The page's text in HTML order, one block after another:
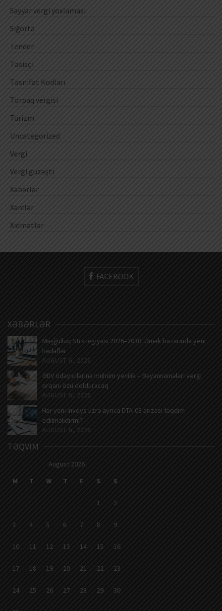
Səyyar vergi yoxlaması
Sığorta
Tender
Təsisçi
Təsnifat Kodları
Torpaq vergisi
Turizm
Uncategorized
Vergi
Vergi güzəşti
Xəbərlər
Xərclər
Xidmətlər
FACEBOOK
XƏBƏRLƏR
Məşğulluq Strategiyası 2026–2030: Əmək bazarında yeni
hədəflər
AUGUST 6, 2026
ƏDV ödəyicilərinə mühüm yenilik – Bəyannamələri vergi
orqanı özü dolduracaq
AUGUST 6, 2026
Hər yeni invoys üzrə ayrıca DTA-03 ərizəsi təqdim
edilməlidirmi?
AUGUST 6, 2026
TƏQVIM
August 2026
M
T W T F S S
1 2
3 4 5 6 7 8 9
10 11 12 13 14 15 16
17 18 19 20 21 22 23
24 25 26 27 28 29 30